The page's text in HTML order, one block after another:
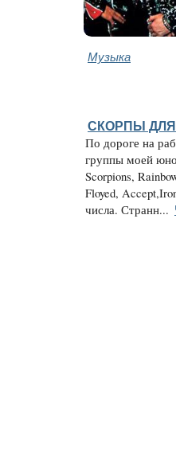
Музыка
СКОРПЫ
По дороге на
группы моей
Scorpions,
Floyed,
числа. Странн...